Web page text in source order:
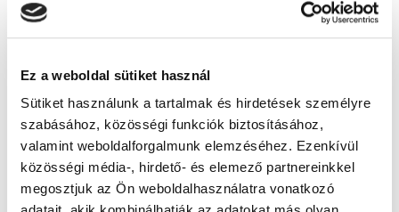
Ez a weboldal sütiket használ
Sütiket használunk a tartalmak és hirdetések személyre
szabásához, közösségi funkciók biztosításához,
valamint weboldalforgalmunk elemzéséhez. Ezenkívül
közösségi média-, hirdető- és elemező partnereinkkel
megosztjuk az Ön weboldalhasználatra vonatkozó
Breathe Right orrtapasz Original, S/M – 30x
(bruttó 7 874 Ft )
Raktáron
db
KOSÁRBA